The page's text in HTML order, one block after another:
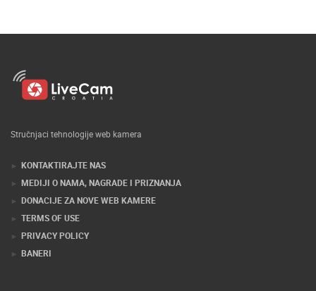
Stručnjaci tehnologije web kamera
KONTAKTIRAJTE NAS
MEDIJI O NAMA, NAGRADE I PRIZNANJA
DONACIJE ZA NOVE WEB KAMERE
TERMS OF USE
PRIVACY POLICY
BANERI